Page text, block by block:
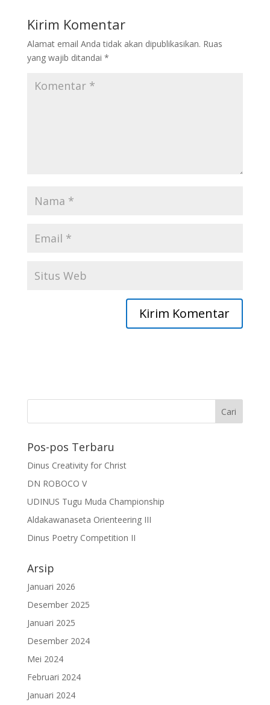
Kirim Komentar
Alamat email Anda tidak akan dipublikasikan. Ruas
yang wajib ditandai *
Pos-pos Terbaru
Dinus Creativity for Christ
DN ROBOCO V
UDINUS Tugu Muda Championship
Aldakawanaseta Orienteering III
Dinus Poetry Competition II
Arsip
Januari 2026
Desember 2025
Januari 2025
Desember 2024
Mei 2024
Februari 2024
Januari 2024